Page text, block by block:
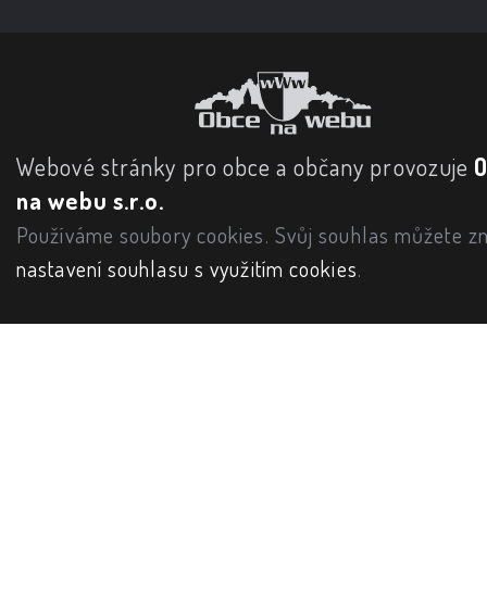
Webové stránky pro obce a občany provozuje
na webu s.r.o.
Používáme soubory cookies. Svůj souhlas můžete
nastavení souhlasu s využitím cookies.